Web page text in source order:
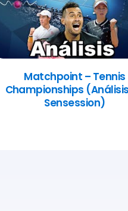
Matchpoint – Tennis
Championships
Sensession)